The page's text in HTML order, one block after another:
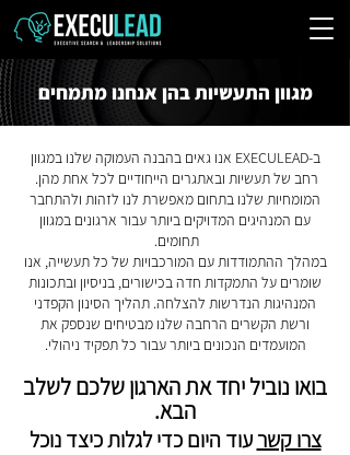
מגוון התעשיות בהן אנחנו מתמחים
​ב-EXECULEAD אנו גאים בהבנה העמוקה שלנו במגוון
רחב של תעשיות ובאתגרים הייחודיים לכל אחת מהן.
המומחיות שלנו בתחום מאפשרת לנו לזהות ולהתחבר
עם המנהיגים המדויקים ביותר עבור ארגונים במגוון
תחומים.
במהלך ההתמודדות עם המורכבויות של כל תעשייה, אנו
שומרים על התמקדות חדה בכישורים, בניסיון ובתכונות
המנהיגות הנדרשות להצלחה. תהליך הסינון הקפדני
ורשת הקשרים הרחבה שלנו מבטיחים שנספק את
המועמדים הנכונים ביותר עבור כל תפקיד ניהולי.
בואו נוביל יחד את הארגון שלכם לשלב
הבא.
צרו קשרעוד היום כדי לגלות כיצד נוכל